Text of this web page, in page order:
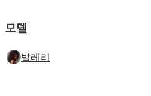
모델
발레리